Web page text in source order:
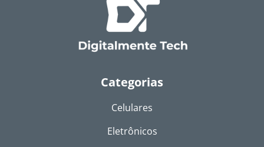
Categorias
Celulares
Eletrônicos